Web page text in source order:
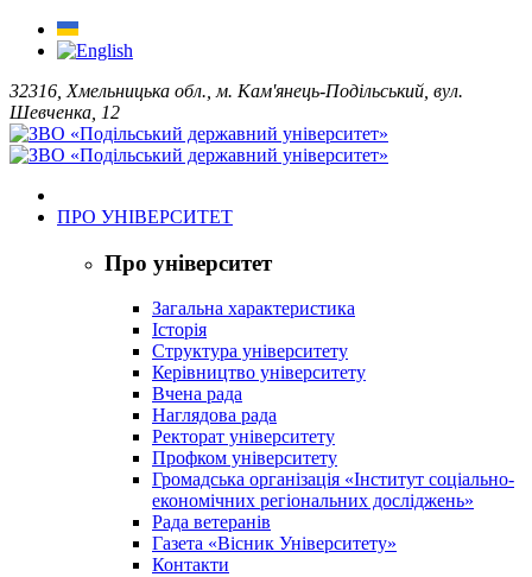
32316, Хмельницька обл., м. Кам'янець-Подільський, вул.
Шевченка, 12
ПРО УНІВЕРСИТЕТ
Про університет
Загальна характеристика
Історія
Структура університету
Керівництво університету
Вчена рада
Наглядова рада
Ректорат університету
Профком університету
Громадська організація «Інститут соціально-
економічних регіональних досліджень»
Рада ветеранів
Газета «Вісник Університету»
Контакти